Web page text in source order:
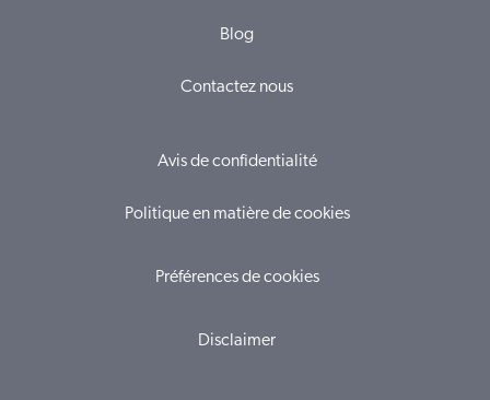
Blog
Contactez nous
Avis de confidentialité
Politique en matière de cookies
Préférences de cookies
Disclaimer